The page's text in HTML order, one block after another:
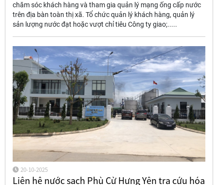
chăm sóc khách hàng và tham gia quản lý mạng ống cấp nước
trên địa bàn toàn thị xã. Tổ chức quản lý khách hàng, quản lý
sản lượng nước đạt hoặc vượt chỉ tiêu Công ty giao;.....
20-10-2025
Liên hệ nước sạch Phù Cừ Hưng Yên tra cứu hóa